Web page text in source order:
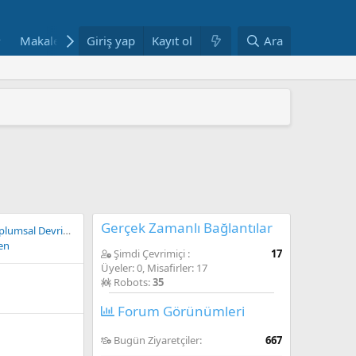
Makaleler Fotoğraflar Bloglar Haftanın
Giriş yap Kayıt ol Ara
DESTEKLENDİ
yapılandırıyor
Dünya ve Türkiye Özeti
Gerçek Zamanlı Bağlantılar
Şimdi Çevrimiçi
17
Üyeler: 0, Misafirler: 17
Robots:35
Forum Görünümleri
Bugün Ziyaretçiler 667